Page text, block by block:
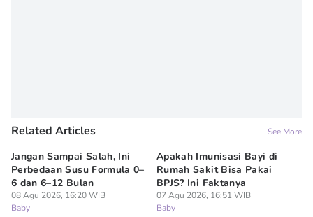
Related Articles See More
Jangan Sampai Salah, Ini
Perbedaan Susu Formula 0–
6 dan 6–12 Bulan
08 Agu 2026, 16:20 WIB
Baby
Apakah Imunisasi Bayi di
Rumah Sakit Bisa Pakai
BPJS? Ini Faktanya
07 Agu 2026, 16:51 WIB
Baby